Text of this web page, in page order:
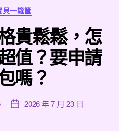
分
類
貝一籮筐
貴鬆鬆，怎
值？要申請
嗎？
文 2026 年 7 月 23 日